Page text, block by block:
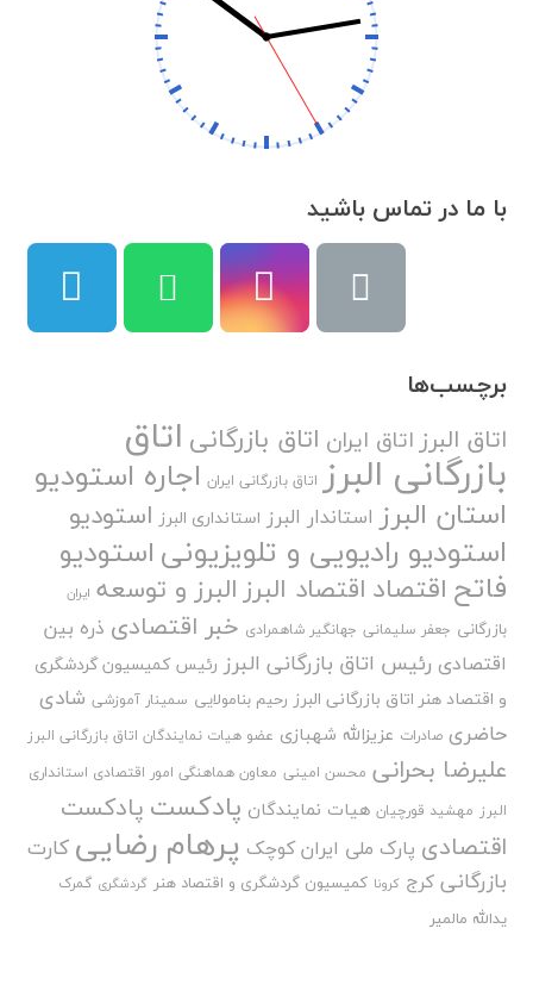
با ما در تماس باشید
برچسب‌ها
اتاق البرزاتاق ایران اتاق بازرگانی اتاق
بازرگانی البرز اتاق بازرگانی ایران اجاره استودیو
استان البرز استاندار البرز استانداری البرز استودیو
استودیو رادیویی و تلویزیونیاستودیو
فاتح اقتصاد اقتصاد البرزالبرز و توسعه ایران
بازرگانی جعفر سلیمانی جهانگیر شاهمرادی خبر اقتصادی ذره بین
اقتصادی رئیس اتاق بازرگانی البرز رئیس کمیسیون گردشگری
و اقتصاد هنر اتاق بازرگانی البرز رحیم بنامولایی سمینار آموزشی شادی
حاضری صادرات عزیزالله شهبازی عضو هیات نمایندگان اتاق بازرگانی البرز
علیرضا بحرانی محسن امینی معاون هماهنگی امور اقتصادی استانداری
البرز مهشید قورچیان هیات نمایندگان پادکست پادکست
اقتصادی پارک ملی ایران کوچک پرهام رضایی کارت
بازرگانی کرج کرونا کمیسیون گردشگری و اقتصاد هنر گردشگری گمرک
یدالله مالمیر